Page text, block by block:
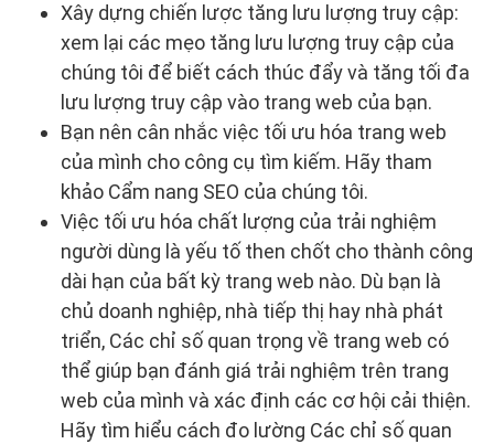
Xây dựng chiến lược tăng lưu lượng truy cập:
xem lại các mẹo tăng lưu lượng truy cập của
chúng tôi để biết cách thúc đẩy và tăng tối đa
lưu lượng truy cập vào trang web của bạn.
Bạn nên cân nhắc việc tối ưu hóa trang web
của mình cho công cụ tìm kiếm. Hãy tham
khảo Cẩm nang SEO của chúng tôi.
Việc tối ưu hóa chất lượng của trải nghiệm
người dùng là yếu tố then chốt cho thành công
dài hạn của bất kỳ trang web nào. Dù bạn là
chủ doanh nghiệp, nhà tiếp thị hay nhà phát
triển, Các chỉ số quan trọng về trang web có
thể giúp bạn đánh giá trải nghiệm trên trang
web của mình và xác định các cơ hội cải thiện.
Hãy tìm hiểu cách đo lường Các chỉ số quan